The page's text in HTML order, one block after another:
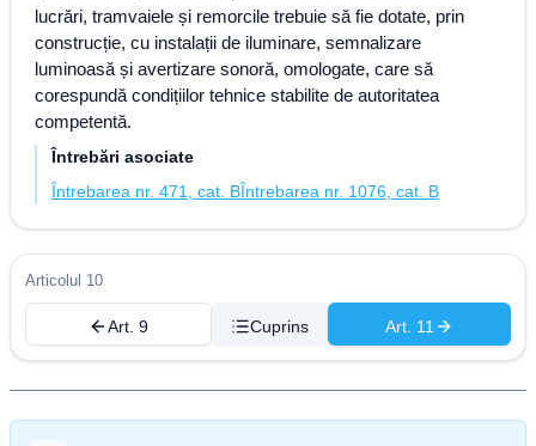
lucrări, tramvaiele și remorcile trebuie să fie dotate, prin
construcție, cu instalații de iluminare, semnalizare
luminoasă și avertizare sonoră, omologate, care să
corespundă condițiilor tehnice stabilite de autoritatea
competentă.
Întrebări asociate
Întrebarea nr. 471, cat. BÎntrebarea nr. 1076, cat. B
Articolul 10
Art. 9 Cuprins Art. 11